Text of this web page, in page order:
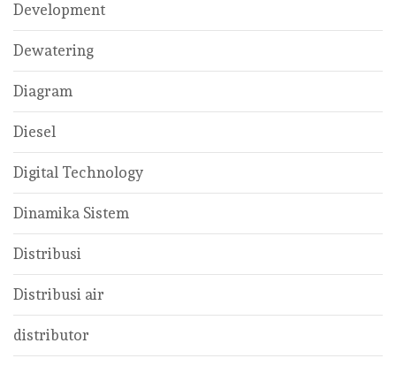
Development
Dewatering
Diagram
Diesel
Digital Technology
Dinamika Sistem
Distribusi
Distribusi air
distributor